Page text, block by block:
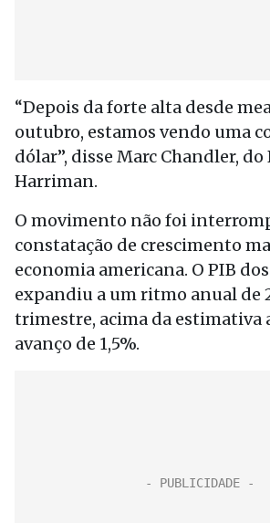
“Depois da forte alta desde
outubro, estamos vendo uma
dólar”, disse Marc Chandler,
Harriman.
O movimento não foi
constatação de crescimento
economia americana. O PIB dos
expandiu a um ritmo anual de
trimestre, acima da estimativa
avanço de 1,5%.